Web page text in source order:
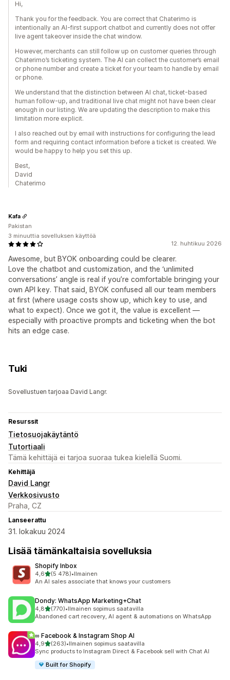
Hi,
Thank you for the feedback. You are correct that Chaterimo is
intentionally an AI-first support chatbot and currently does not offer
live agent takeover inside the chat window.
However, merchants can still follow up on customer queries through
Chaterimo’s ticketing system. The AI can collect the customer’s email
or phone number and create a ticket for your team to handle by email
or phone.
We understand that the distinction between AI chat, ticket-based
human follow-up, and traditional live chat might not have been clear
enough in our listing. We are updating the description to make this
limitation more explicit.
I also reached out by email with instructions for configuring the lead
form and requiring contact information before a ticket is created. We
would be happy to help you set this up.
Best,
David
Chaterimo
12. huhtikuu 2026
Awesome, but BYOK onboarding could be clearer.
‎Love the chatbot and customization, and the ‘unlimited
conversations’ angle is real if you’re comfortable bringing your
own API key. That said, BYOK confused all our team members
at first (where usage costs show up, which key to use, and
what to expect). Once we got it, the value is excellent —
especially with proactive prompts and ticketing when the bot
hits an edge case.
Kafa
Pakistan
3 minuuttia sovelluksen käyttöä
Tuki
Sovellustuen tarjoaa David Langr.
Resurssit
Tietosuojakäytäntö
Tutortiaali
Tämä kehittäjä ei tarjoa suoraa tukea kielellä Suomi.
Kehittäjä
David Langr
Verkkosivusto
Praha, CZ
Lanseerattu
31. lokakuu 2024
Lisää tämänkaltaisia sovelluksia
Shopify Inbox
4,6/ 5 tähteä
(5 478)
5478 arvostelua yhteensä
•Ilmainen
An AI sales associate that knows your customers
Dondy: WhatsApp Marketing+Chat
4,8/ 5 tähteä
(770)
770 arvostelua yhteensä
•Ilmainen sopimus saatavilla
Abandoned cart recovery, AI agent & automations on WhatsApp
∞ Facebook & Instagram Shop AI
4,9/ 5 tähteä
(263)
263 arvostelua yhteensä
•Ilmainen sopimus saatavilla
Sync products to Instagram Direct & Facebook sell with Chat AI
Built for Shopify